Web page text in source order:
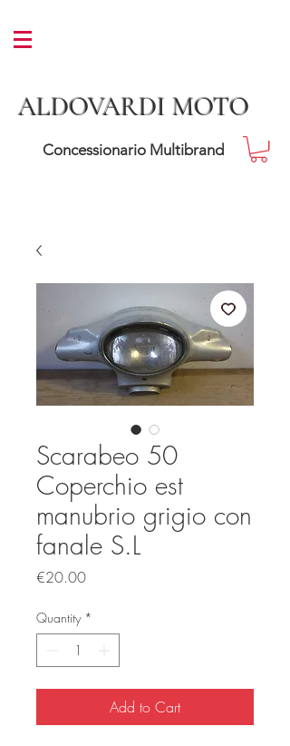
ALDOVARDI MOTO
Concessionario Multibrand
Scarabeo 50
Coperchio est
manubrio grigio con
fanale S.L
€20.00Price
Quantity *
Add to Cart